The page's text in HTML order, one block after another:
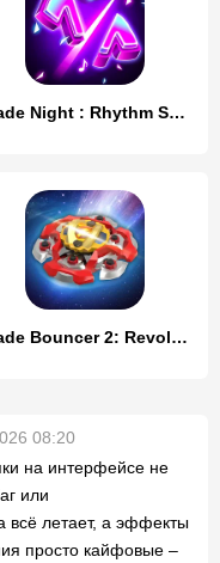
Blade Night : Rhythm Saber
Blade Bouncer 2: Revolution
08:20
на интерфейсе не
или
всё летает, а эффекты
просто кайфовые –